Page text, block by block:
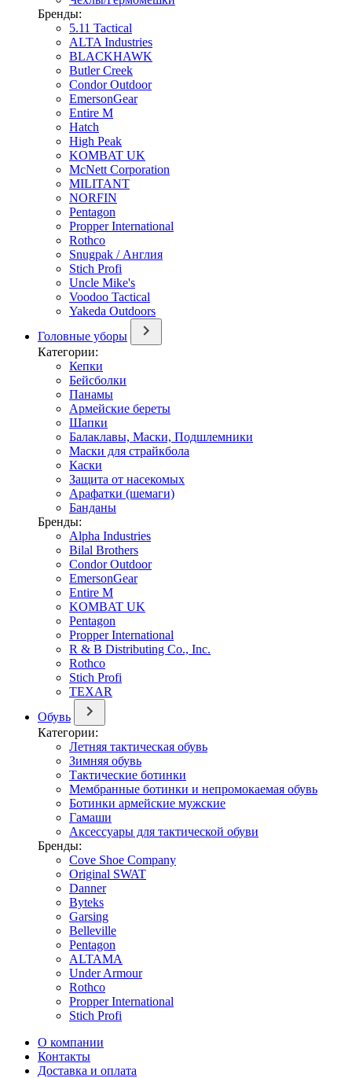
Бренды:
5.11 Tactical
ALTA Industries
BLACKHAWK
Butler Creek
Condor Outdoor
EmersonGear
Entire M
Hatch
High Peak
KOMBAT UK
McNett Corporation
MILITANT
NORFIN
Pentagon
Propper International
Rothco
Snugpak / Англия
Stich Profi
Uncle Mike's
Voodoo Tactical
Yakeda Outdoors
Головные уборы
Категории:
Кепки
Бейсболки
Панамы
Армейские береты
Шапки
Балаклавы, Маски, Подшлемники
Маски для страйкбола
Каски
Защита от насекомых
Арафатки (шемаги)
Банданы
Бренды:
Alpha Industries
Bilal Brothers
Condor Outdoor
EmersonGear
Entire M
KOMBAT UK
Pentagon
Propper International
R & B Distributing Co., Inc.
Rothco
Stich Profi
TEXAR
Обувь
Категории:
Летняя тактическая обувь
Зимняя обувь
Тактические ботинки
Мембранные ботинки и непромокаемая обувь
Ботинки армейские мужские
Гамаши
Аксессуары для тактической обуви
Бренды:
Cove Shoe Company
Original SWAT
Danner
Byteks
Garsing
Belleville
Pentagon
ALTAMA
Under Armour
Rothco
Propper International
Stich Profi
О компании
Контакты
Доставка и оплата